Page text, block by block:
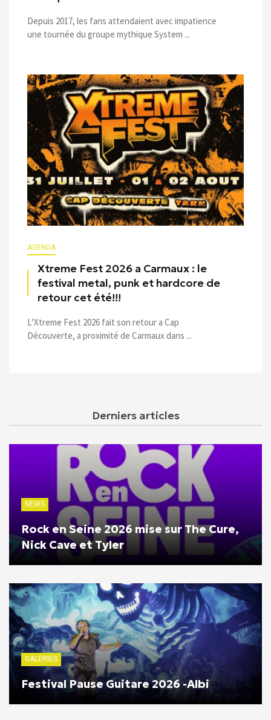
Depuis 2017, les fans attendaient avec impatience
une tournée du groupe mythique System ...
AGENDA
Xtreme Fest 2026 a Carmaux : le
festival metal, punk et hardcore de
retour cet été!!!
L’Xtreme Fest 2026 fait son retour a Cap
Découverte, a proximité de Carmaux dans ...
Derniers articles
NEWS
Rock en Seine 2026 mise sur The Cure,
Nick Cave et Tyler
GALERIES
Festival Pause Guitare 2026 -Albi